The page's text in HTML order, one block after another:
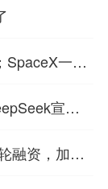
SpaceX一夜
宣布
融资，加速